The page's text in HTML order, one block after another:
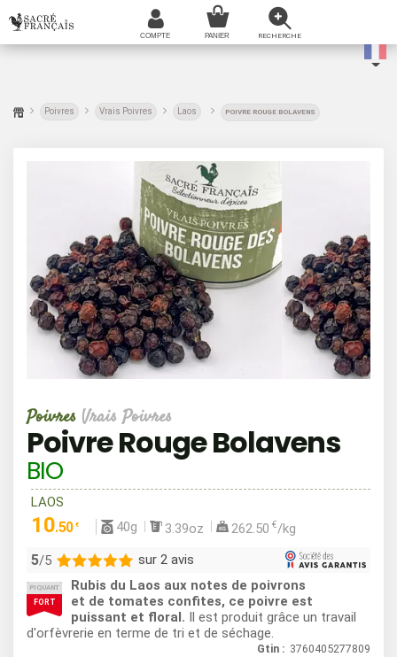
Poivres Vrais Poivres Laos POIVRE ROUGE BOLAVENS
Poivres Vrais Poivres
Poivre Rouge Bolavens
BIO
LAOS
10.50 € 40g 3.39oz 262.50 €/kg
5/5 sur 2 avis
2
0
0
PIQUANT
FORT
Rubis du Laos aux notes de poivrons
et de tomates confites, ce poivre est
puissant et floral. Il est produit grâce un travail
d'orfèvrerie en terme de tri et de séchage.
Gtin : 3760405277809